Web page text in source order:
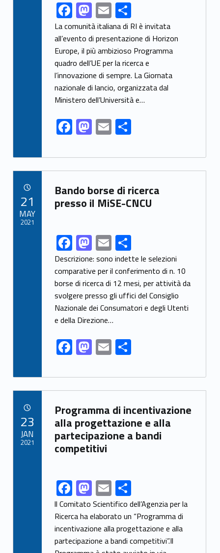
Link identifier share facebook archive #share-link-archive-39759F
ac
e
b
o
o
k
M
as
to
d
o
n
E
m
ai
l
S
h
ar
e
La comunità italiana di RI è invitata
all’evento di presentazione di Horizon
Europe, il più ambizioso Programma
quadro dell’UE per la ricerca e
l’innovazione di sempre. La Giornata
nazionale di lancio, organizzata dal
Ministero dell’Università e…
F
ac
e
b
o
o
M
as
to
d
o
n
E
m
ai
l
S
ar
e
Link identifier archive #link-archive-48254
Bando borse di ricerca
presso il MiSE-CNCU
Link identifier share facebook archive #share-link-archive-53653F
ac
e
b
o
o
k
M
as
to
d
o
n
E
m
ai
l
S
h
ar
e
Descrizione: sono indette le selezioni
comparative per il conferimento di n. 10
borse di ricerca di 12 mesi, per attività da
svolgere presso gli uffici del Consiglio
Nazionale dei Consumatori e degli Utenti
e della Direzione…
F
ac
e
b
o
o
k
M
as
to
d
o
n
E
m
ai
l
S
h
ar
e
21
MAY
2021
Link identifier archive #link-archive-4895
Programma di incentivazione
alla progettazione e alla
partecipazione a bandi
competitivi
Link identifier share facebook archive #share-link-archive-62021F
ac
e
b
M
as
to
d
E
m
ai
l
S
h
ar
e
ll Comitato Scientifico dell’Agenzia per la
Ricerca ha elaborato un “Programma di
incentivazione alla progettazione e alla
partecipazione a bandi competitivi”.Il
23
JAN
2021